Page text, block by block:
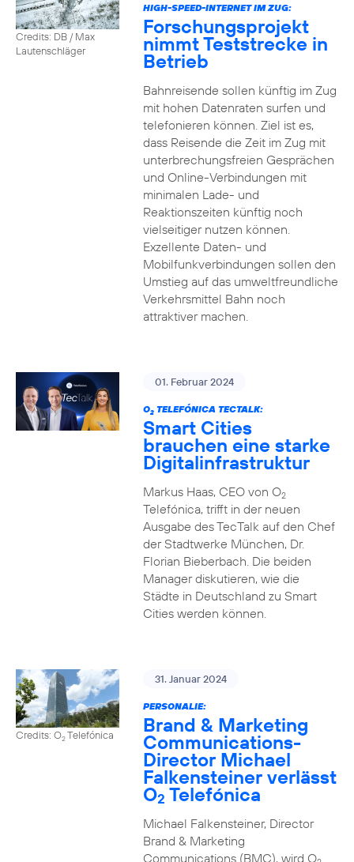
Credits: DB / Max
Lautenschläger
HIGH-SPEED-INTERNET IM ZUG:
Forschungsprojekt
nimmt Teststrecke in
Betrieb
Bahnreisende sollen künftig im Zug
mit hohen Datenraten surfen und
telefonieren können. Ziel ist es,
dass Reisende die Zeit im Zug mit
unterbrechungsfreien Gesprächen
und Online-Verbindungen mit
minimalen Lade- und
Reaktionszeiten künftig noch
vielseitiger nutzen können.
Exzellente Daten- und
Mobilfunkverbindungen sollen den
Umstieg auf das umweltfreundliche
Verkehrsmittel Bahn noch
attraktiver machen.
01. Februar 2024
O2TELEFÓNICA TECTALK:
Smart Cities
brauchen eine starke
Digitalinfrastruktur
Markus Haas, CEO von O2
Telefónica, trifft in der neuen
Ausgabe des TecTalk auf den Chef
der Stadtwerke München, Dr.
Florian Bieberbach. Die beiden
Manager diskutieren, wie die
Städte in Deutschland zu Smart
Cities werden können.
Credits: O2Telefónica
31. Januar 2024
PERSONALIE:
Brand & Marketing
Communications-
Director Michael
Falkensteiner verlässt
O2 Telefónica
Michael Falkensteiner, Director
Brand & Marketing
Communications (BMC), wird O